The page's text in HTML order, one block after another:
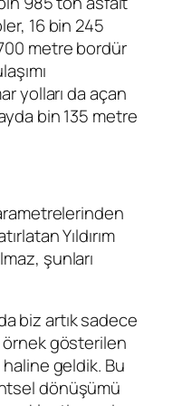
16 bin 245
metre bordür
yolları da açan
bin 135 metre
Yıldırım
şunları
biz artık sadece
örnek gösterilen
geldik. Bu
dönüşümü